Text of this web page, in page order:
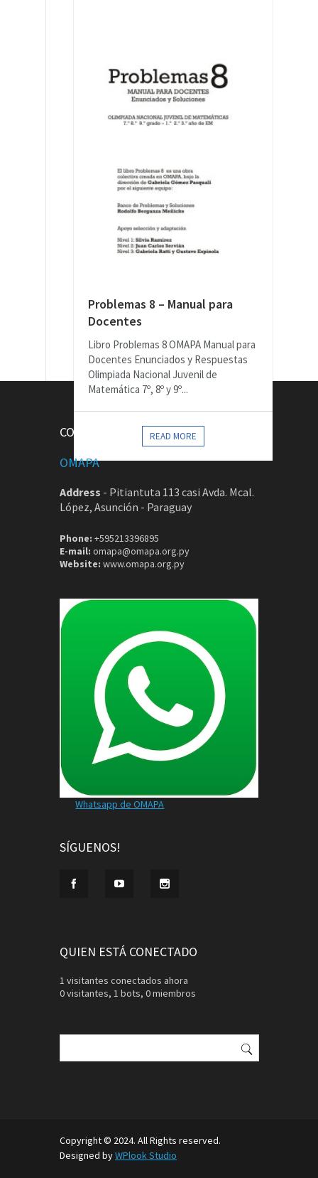
Problemas 8 – Manual para
Docentes
Libro Problemas 8 OMAPA Manual para
Docentes Enunciados y Respuestas
Olimpiada Nacional Juvenil de
Matemática 7º, 8º y 9º...
READ MORE
CONTACTOS
OMAPA
Address - Pitiantuta 113 casi Avda. Mcal.
López, Asunción - Paraguay
Phone: +595213396895
E-mail: omapa@omapa.org.py
Website: www.omapa.org.py
Whatsapp de OMAPA
SÍGUENOS!
QUIEN ESTÁ CONECTADO
1 visitantes conectados ahora
0 visitantes, 1 bots, 0 miembros
Buscar:
Copyright © 2024. All Rights reserved.
Designed byWPlook Studio